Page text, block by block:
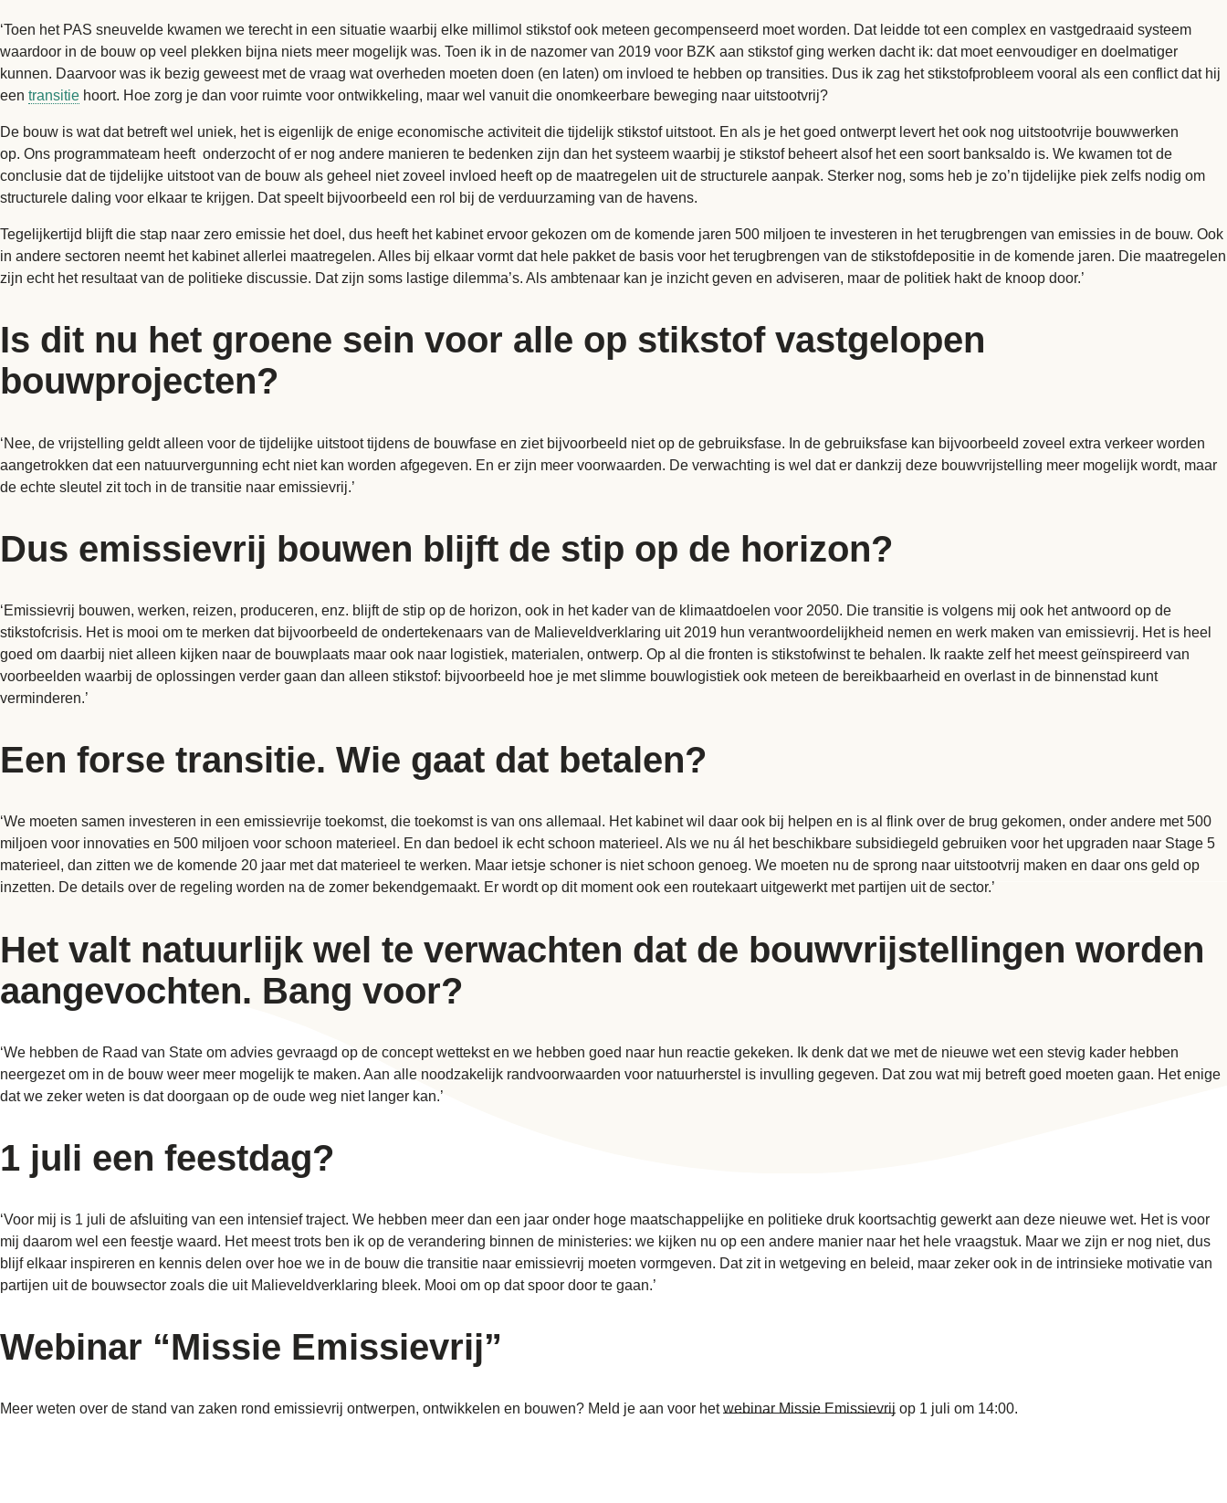
‘Toen het PAS sneuvelde kwamen we terecht in een situatie waarbij elke millimol stikstof ook meteen gecompenseerd moet worden. Dat leidde tot een complex en vastgedraaid systeem
waardoor in de bouw op veel plekken bijna niets meer mogelijk was. Toen ik in de nazomer van 2019 voor BZK aan stikstof ging werken dacht ik: dat moet eenvoudiger en doelmatiger
kunnen. Daarvoor was ik bezig geweest met de vraag wat overheden moeten doen (en laten) om invloed te hebben op transities. Dus ik zag het stikstofprobleem vooral als een conflict dat hij
een transitie hoort. Hoe zorg je dan voor ruimte voor ontwikkeling, maar wel vanuit die onomkeerbare beweging naar uitstootvrij?
De bouw is wat dat betreft wel uniek, het is eigenlijk de enige economische activiteit die tijdelijk stikstof uitstoot. En als je het goed ontwerpt levert het ook nog uitstootvrije bouwwerken
op. Ons programmateam heeft onderzocht of er nog andere manieren te bedenken zijn dan het systeem waarbij je stikstof beheert alsof het een soort banksaldo is. We kwamen tot de
conclusie dat de tijdelijke uitstoot van de bouw als geheel niet zoveel invloed heeft op de maatregelen uit de structurele aanpak. Sterker nog, soms heb je zo’n tijdelijke piek zelfs nodig om
structurele daling voor elkaar te krijgen. Dat speelt bijvoorbeeld een rol bij de verduurzaming van de havens.
Tegelijkertijd blijft die stap naar zero emissie het doel, dus heeft het kabinet ervoor gekozen om de komende jaren 500 miljoen te investeren in het terugbrengen van emissies in de bouw. Ook
in andere sectoren neemt het kabinet allerlei maatregelen. Alles bij elkaar vormt dat hele pakket de basis voor het terugbrengen van de stikstofdepositie in de komende jaren. Die maatregelen
zijn echt het resultaat van de politieke discussie. Dat zijn soms lastige dilemma’s. Als ambtenaar kan je inzicht geven en adviseren, maar de politiek hakt de knoop door.’
Is dit nu het groene sein voor alle op stikstof vastgelopen
bouwprojecten?
‘Nee, de vrijstelling geldt alleen voor de tijdelijke uitstoot tijdens de bouwfase en ziet bijvoorbeeld niet op de gebruiksfase. In de gebruiksfase kan bijvoorbeeld zoveel extra verkeer worden
aangetrokken dat een natuurvergunning echt niet kan worden afgegeven. En er zijn meer voorwaarden. De verwachting is wel dat er dankzij deze bouwvrijstelling meer mogelijk wordt, maar
de echte sleutel zit toch in de transitie naar emissievrij.’
Dus emissievrij bouwen blijft de stip op de horizon?
‘Emissievrij bouwen, werken, reizen, produceren, enz. blijft de stip op de horizon, ook in het kader van de klimaatdoelen voor 2050. Die transitie is volgens mij ook het antwoord op de
stikstofcrisis. Het is mooi om te merken dat bijvoorbeeld de ondertekenaars van de Malieveldverklaring uit 2019 hun verantwoordelijkheid nemen en werk maken van emissievrij. Het is heel
goed om daarbij niet alleen kijken naar de bouwplaats maar ook naar logistiek, materialen, ontwerp. Op al die fronten is stikstofwinst te behalen. Ik raakte zelf het meest geïnspireerd van
voorbeelden waarbij de oplossingen verder gaan dan alleen stikstof: bijvoorbeeld hoe je met slimme bouwlogistiek ook meteen de bereikbaarheid en overlast in de binnenstad kunt
verminderen.’
Een forse transitie. Wie gaat dat betalen?
‘We moeten samen investeren in een emissievrije toekomst, die toekomst is van ons allemaal. Het kabinet wil daar ook bij helpen en is al flink over de brug gekomen, onder andere met 500
miljoen voor innovaties en 500 miljoen voor schoon materieel. En dan bedoel ik echt schoon materieel. Als we nu ál het beschikbare subsidiegeld gebruiken voor het upgraden naar Stage 5
materieel, dan zitten we de komende 20 jaar met dat materieel te werken. Maar ietsje schoner is niet schoon genoeg. We moeten nu de sprong naar uitstootvrij maken en daar ons geld op
inzetten. De details over de regeling worden na de zomer bekendgemaakt. Er wordt op dit moment ook een routekaart uitgewerkt met partijen uit de sector.’
Het valt natuurlijk wel te verwachten dat de bouwvrijstellingen worden
aangevochten. Bang voor?
‘We hebben de Raad van State om advies gevraagd op de concept wettekst en we hebben goed naar hun reactie gekeken. Ik denk dat we met de nieuwe wet een stevig kader hebben
neergezet om in de bouw weer meer mogelijk te maken. Aan alle noodzakelijk randvoorwaarden voor natuurherstel is invulling gegeven. Dat zou wat mij betreft goed moeten gaan. Het enige
dat we zeker weten is dat doorgaan op de oude weg niet langer kan.’
1 juli een feestdag?
‘Voor mij is 1 juli de afsluiting van een intensief traject. We hebben meer dan een jaar onder hoge maatschappelijke en politieke druk koortsachtig gewerkt aan deze nieuwe wet. Het is voor
mij daarom wel een feestje waard. Het meest trots ben ik op de verandering binnen de ministeries: we kijken nu op een andere manier naar het hele vraagstuk. Maar we zijn er nog niet, dus
blijf elkaar inspireren en kennis delen over hoe we in de bouw die transitie naar emissievrij moeten vormgeven. Dat zit in wetgeving en beleid, maar zeker ook in de intrinsieke motivatie van
partijen uit de bouwsector zoals die uit Malieveldverklaring bleek. Mooi om op dat spoor door te gaan.’
Webinar “Missie Emissievrij”
Meer weten over de stand van zaken rond emissievrij ontwerpen, ontwikkelen en bouwen? Meld je aan voor hetwebinar Missie Emissievrij op 1 juli om 14:00.